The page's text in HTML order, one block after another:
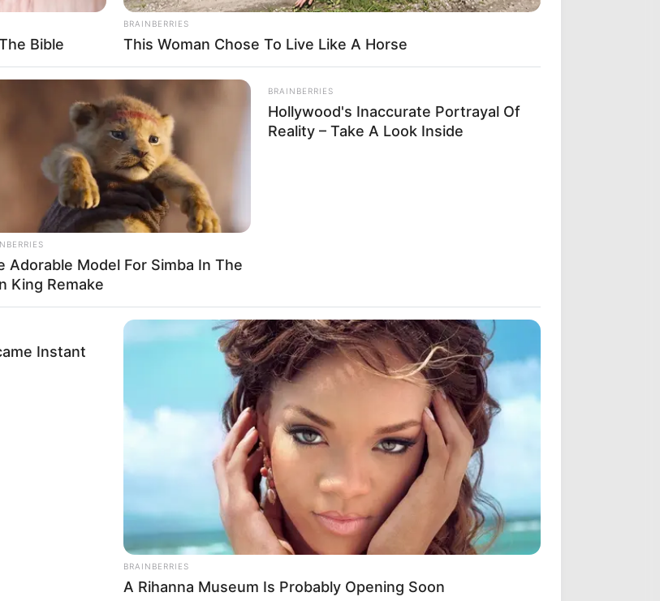
Bible
BRAINBERRIES
This Woman Chose To Live Like A Horse
Adorable Model For Simba In The
King Remake
BRAINBERRIES
Hollywood's Inaccurate Portrayal Of
Reality – Take A Look Inside
Instant
BRAINBERRIES
A Rihanna Museum Is Probably Opening Soon